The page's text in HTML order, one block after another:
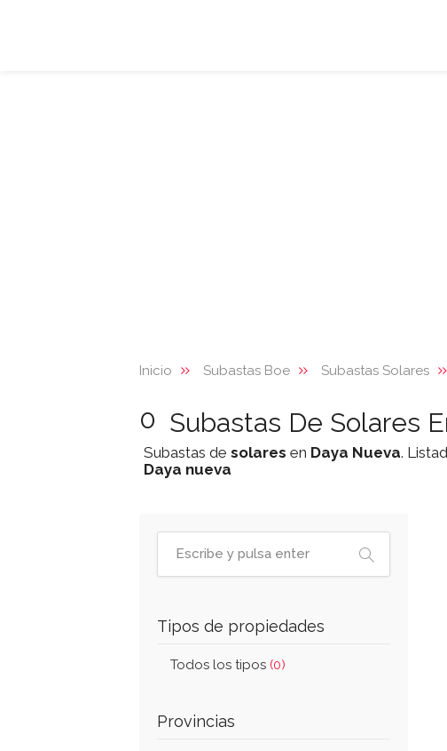
Inicio Subastas Boe Subastas Solares
0 Subastas De Solares
Subastas de solares en Daya Nueva.
Daya nueva
Tipos de propiedades
Todos los tipos (0)
Provincias